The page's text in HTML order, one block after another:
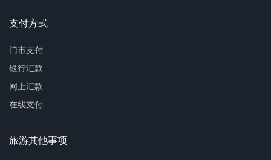
支付方式
门市支付
银行汇款
网上汇款
在线支付
旅游其他事项